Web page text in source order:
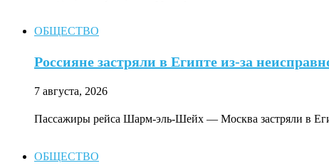
ОБЩЕСТВО
Россияне застряли в Египте из-за
7 августа, 2026
Пассажиры рейса Шарм-эль-Шейх — Москва застряли в
ОБЩЕСТВО